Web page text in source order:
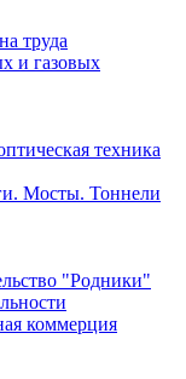
труда
и газовых
техника
Мосты. Тоннели
"Родники"
коммерция